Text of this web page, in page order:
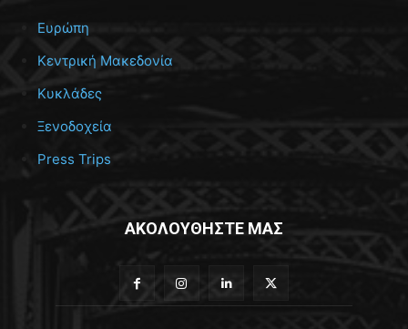
Ευρώπη
Κεντρική Μακεδονία
Κυκλάδες
Ξενοδοχεία
Press Trips
ΑΚΟΛΟΥΘΗΣΤΕ ΜΑΣ